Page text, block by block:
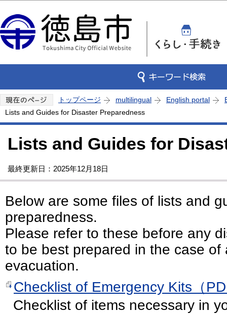
トップページ multilingual English portal
Lists and Guides for Disaster Preparedness
Lists and Guides for
最終更新日：2025年12月18日
Below are some files of lists and
preparedness.
Please refer to these before any
to be best prepared in the case of
evacuation.
Checklist of Emergency Kits（
Checklist of items necessary in